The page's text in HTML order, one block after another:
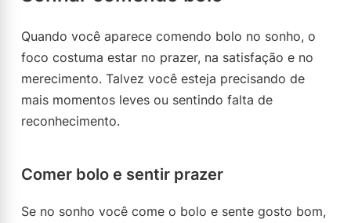
Quando você aparece comendo bolo no sonho, o
foco costuma estar no prazer, na satisfação e no
merecimento. Talvez você esteja precisando de
mais momentos leves ou sentindo falta de
reconhecimento.
Comer bolo e sentir prazer
Se no sonho você come o bolo e sente gosto bom,